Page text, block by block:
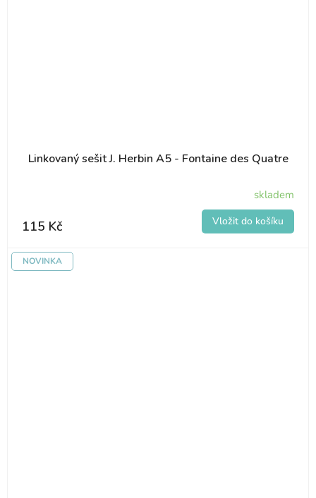
Linkovaný sešit J. Herbin A5 - Fontaine des Quatre
skladem
115 Kč
NOVINKA